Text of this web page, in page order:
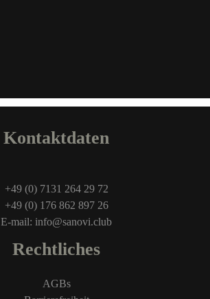
Kontaktdaten
+49 (0) 7131 264 29 72
+49 (0) 176 862 897 26
E-mail: info@sanovi.club
Rechtliches
AGBs